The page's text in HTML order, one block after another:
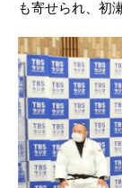
も寄せられ、初